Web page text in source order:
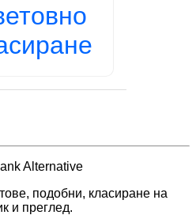
Alternative
подобни, класиране на
и преглед.